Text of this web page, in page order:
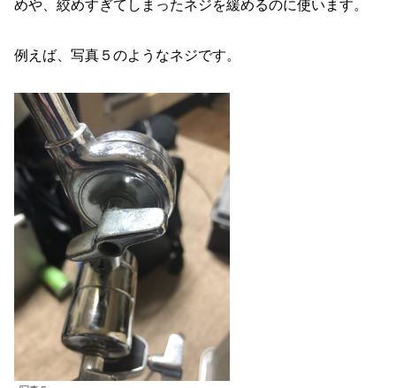
めや、絞めすぎてしまったネジを緩めるのに使います。
例えば、写真５のようなネジです。